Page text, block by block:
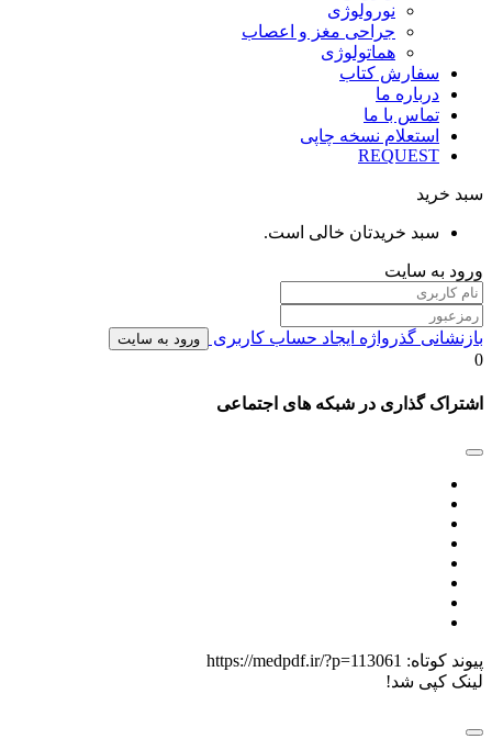
نورولوژی
جراحی مغز و اعصاب
هماتولوژی
سفارش کتاب
درباره ما
تماس با ما
استعلام نسخه چاپی
REQUEST
سبد خرید
سبد خریدتان خالی است.
ورود به سایت
بازنشانی گذرواژه ایجاد حساب کاربری ورود به سایت
0
اشتراک گذاری در شبکه های اجتماعی
پیوند کوتاه: https://medpdf.ir/?p=113061
لینک کپی شد!